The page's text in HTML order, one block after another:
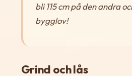
bli 115 cm på den andra
bygglov!
Grind och lås